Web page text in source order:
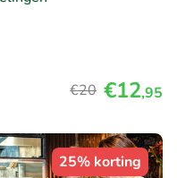
€20 €12,95
25% korting